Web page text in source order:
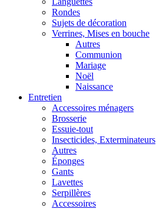
Rondes
Sujets de décoration
Verrines, Mises en bouche
Autres
Communion
Mariage
Noël
Naissance
Entretien
Accessoires ménagers
Brosserie
Essuie-tout
Insecticides, Exterminateurs
Autres
Éponges
Gants
Lavettes
Serpillères
Accessoires